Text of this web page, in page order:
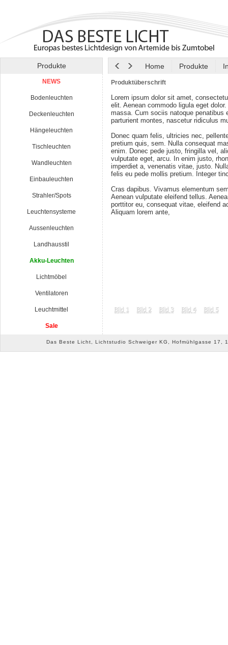
Produkte Home Produkte
NEWS
Bodenleuchten
Deckenleuchten
Hängeleuchten
Tischleuchten
Wandleuchten
Einbauleuchten
Strahler/Spots
Leuchtensysteme
Aussenleuchten
Landhausstil
Akku-Leuchten
Lichtmöbel
Ventilatoren
Leuchtmittel
Sale
Produktüberschrift
Lorem ipsum dolor sit amet,
elit. Aenean commodo ligula eget dolor.
massa. Cum sociis natoque penatibus
parturient montes, nascetur ridiculus
Donec quam felis, ultricies nec,
pretium quis, sem. Nulla consequat
enim. Donec pede justo, fringilla vel,
vulputate eget, arcu. In enim justo,
imperdiet a, venenatis vitae, justo.
felis eu pede mollis pretium. Integer
Cras dapibus. Vivamus elementum
Aenean vulputate eleifend tellus.
porttitor eu, consequat vitae, eleifend
Aliquam lorem ante,
Das Beste Licht, Lichtstudio Schweiger KG, Hofmühlgasse